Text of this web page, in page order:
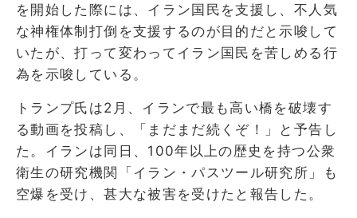
を開始した際には、イラン国民を支援し、不人気
な神権体制打倒を支援するのが目的だと示唆して
いたが、打って変わってイラン国民を苦しめる行
為を示唆している。
トランプ氏は2月、イランで最も高い橋を破壊す
る動画を投稿し、「まだまだ続くぞ！」と予告し
た。イランは同日、100年以上の歴史を持つ公衆
衛生の研究機関「イラン・パスツール研究所」も
空爆を受け、甚大な被害を受けたと報告した。